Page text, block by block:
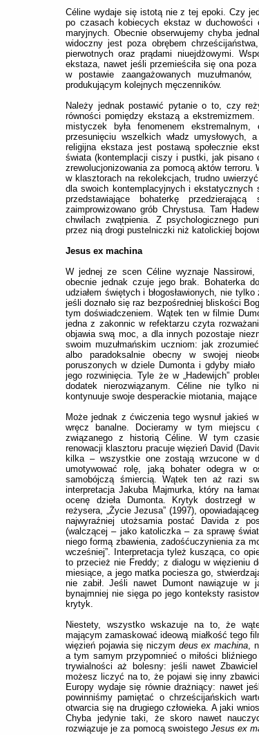
Céline wydaje się istotą nie z tej epoki. Czy
po czasach kobiecych ekstaz w duchowości
maryjnych. Obecnie obserwujemy chyba
widoczny jest poza obrębem
pierwotnych oraz prądami niuejdżowymi.
ekstaza, nawet jeśli przemieściła się ona
w postawie zaangażowanych
produkującym kolejnych męczenników.
Należy jednak postawić pytanie o to, czy
równości pomiędzy ekstazą a
mistyczek była fenomenem
przesunięciu wszelkich władz
religijna ekstaza jest postawą społecznie
świata (kontemplacji ciszy i pustki, jak pisano
zrewolucjonizowania za pomocą aktów
w klasztorach na rekolekcjach, trudno
dla swoich kontemplacyjnych i ekstatycznych
przedstawiające bohaterkę
zaimprowizowano grób Chrystusa. Tam
chwilach zwątpienia. Z psychologicznego
przez nią drogi pustelniczki niż katolickiej
Jesus ex machina
W jednej ze scen Céline wyznaje
obecnie jednak czuje jego brak. Bohaterka
udziałem świętych i błogosławionych, nie
jeśli doznało się raz bezpośredniej bliskości
tym doświadczeniem. Wątek ten w filmie
jedna z zakonnic w refektarzu czyta
objawia swą moc, a dla innych pozostaje
swoim muzułmańskim uczniom: jak
albo paradoksalnie obecny w swojej
poruszonych w dziele Dumonta i gdyby
jego rozwinięcia. Tyle że w „Hadewijch”
dodatek nierozwiązanym. Céline nie tylko
kontynuuje swoje desperackie miotania,
Może jednak z ćwiczenia tego wysnuł jakieś
wręcz banalne. Docieramy w tym miejscu
związanego z historią Céline. W tym
renowacji klasztoru pracuje więzień David
kilka – wszystkie one zostają wrzucone w
umotywować rolę, jaką bohater odegra w
samobójczą śmiercią. Wątek ten aż razi
interpretacja Jakuba Majmurka, który na
ocenę dzieła Dumonta. Krytyk dostrzegł w
reżysera, „Życie Jezusa” (1997),
najwyraźniej utożsamia postać Davida z
(walczącej – jako katoliczka – za sprawę
niego formą zbawienia, zadośćuczynienia za
wcześniej”. Interpretacja tyleż kusząca, co
to przecież nie Freddy; z dialogu w więzieniu
miesiące, a jego matka pociesza go,
nie zabił. Jeśli nawet Dumont nawiązuje w
bynajmniej nie sięga po jego konteksty
krytyk.
Niestety, wszystko wskazuje na to, że
mającym zamaskować ideową miałkość tego
więzień pojawia się niczym deus ex machina,
a tym samym przypomnieć o miłości
trywialności aż bolesny: jeśli nawet
możesz liczyć na to, że pojawi się inny
Europy wydaje się równie drażniący: nawet
powinniśmy pamiętać o chrześcijańskich
otwarcia się na drugiego człowieka. A jaki
Chyba jedynie taki, że skoro nawet
rozwiązuje je za pomocą swoistego Jesus ex